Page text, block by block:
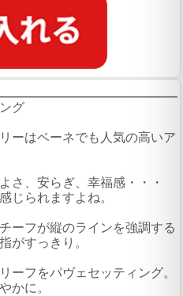
グ
ーはベーネでも人気の高いア
さ、安らぎ、幸福感・・・
じられますよね。
ーフが縦のラインを強調する
がすっきり。
ーフをパヴェセッティング。
かに。